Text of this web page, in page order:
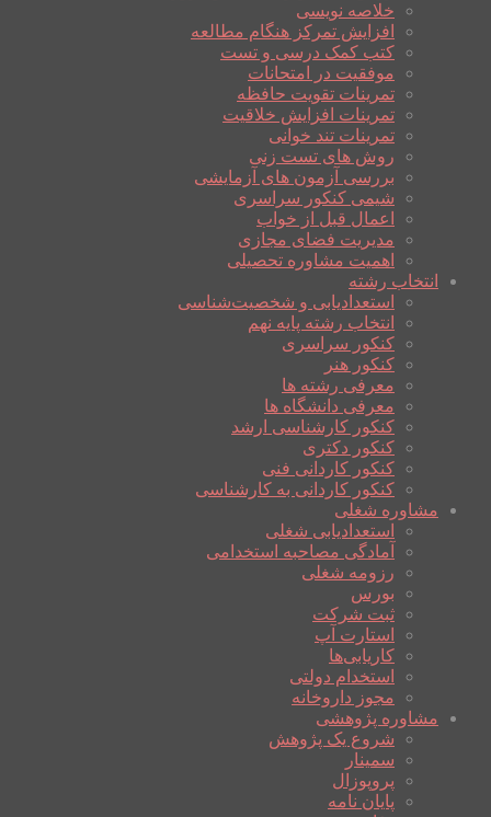
خلاصه نویسی
افزایش تمرکز هنگام مطالعه
کتب کمک درسی و تست
موفقیت در امتحانات
تمرینات تقویت حافظه
تمرینات افزایش خلاقیت
تمرینات تند خوانی
روش های تست زنی
بررسی آزمون های آزمایشی
شیمی کنکور سراسری
اعمال قبل از خواب
مدیریت فضای مجازی
اهمیت مشاوره تحصیلی
انتخاب رشته
استعدادیابی و شخصیت‌شناسی
انتخاب رشته پایه نهم
کنکور سراسری
کنکور هنر
معرفی رشته ها
معرفی دانشگاه ها
کنکور کارشناسی ارشد
کنکور دکتری
کنکور کاردانی فنی
کنکور کاردانی به کارشناسی
مشاوره شغلی
استعدادیابی شغلی
آمادگی مصاحبه استخدامی
رزومه شغلی
بورس
ثبت شرکت
استارت آپ
کاریابی‌ها
استخدام دولتی
مجوز داروخانه
مشاوره پژوهشی
شروع یک پژوهش
سمینار
پروپوزال
پایان نامه